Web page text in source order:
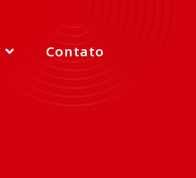
Contato